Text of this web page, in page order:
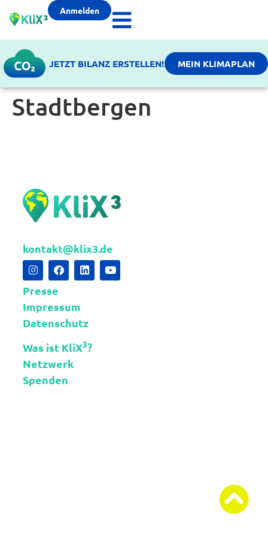
Anmelden
JETZT BILANZ ERSTELLEN! MEIN KLIMAPLAN
Stadtbergen
kontakt@klix3.de
Presse
Impressum
Datenschutz
Was ist KliX3?
Netzwerk
Spenden